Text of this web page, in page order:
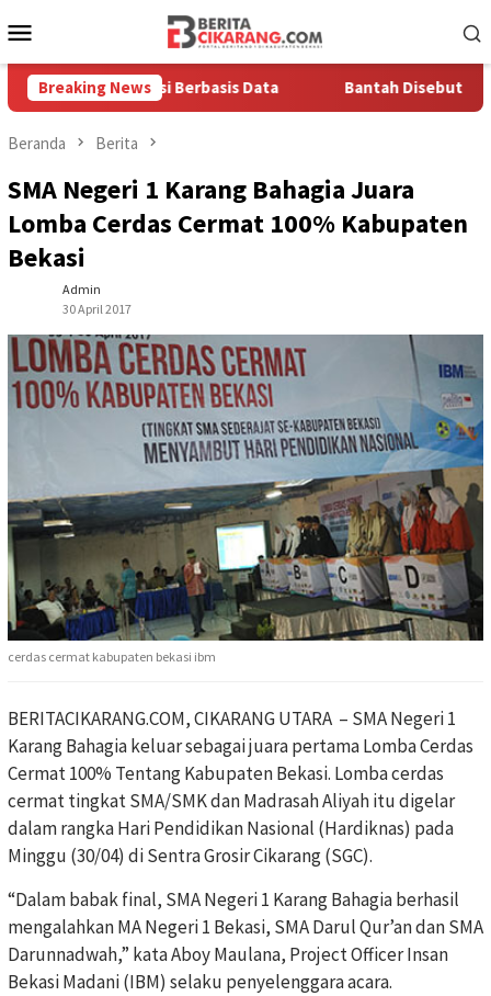
ke
Mobile
Breaking News
Solusi Berbasis Data Bantah Disebut Arogan, Kuasa
Beranda Berita
SMA Negeri 1 Karang Bahagia Juara
Lomba Cerdas Cermat 100% Kabupaten
Bekasi
Admin
30 April 2017
cerdas cermat kabupaten bekasi ibm
BERITACIKARANG.COM, CIKARANG UTARA – SMA Negeri 1
Karang Bahagia keluar sebagai juara pertama Lomba Cerdas
Cermat 100% Tentang Kabupaten Bekasi. Lomba cerdas
cermat tingkat SMA/SMK dan Madrasah Aliyah itu digelar
dalam rangka Hari Pendidikan Nasional (Hardiknas) pada
Minggu (30/04) di Sentra Grosir Cikarang (SGC).
“Dalam babak final, SMA Negeri 1 Karang Bahagia berhasil
mengalahkan MA Negeri 1 Bekasi, SMA Darul Qur’an dan SMA
Darunnadwah,” kata Aboy Maulana, Project Officer Insan
Bekasi Madani (IBM) selaku penyelenggara acara.